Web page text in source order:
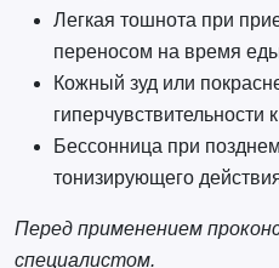
Легкая тошнота при
переносом на время
Кожный зуд или
гиперчувствительности
Бессонница при
тонизирующего
Перед применением
специалистом.